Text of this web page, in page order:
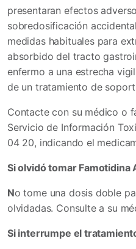
presentaran efectos
sobredosificación
medidas habituales para
absorbido del tracto
enfermo a una estrecha
de un tratamiento de
Contacte con su médico o
Servicio de Información
04 20, indicando el
Si olvidó tomar Famotidina
No tome una dosis doble
olvidadas. Consulte a su
Si interrumpe el